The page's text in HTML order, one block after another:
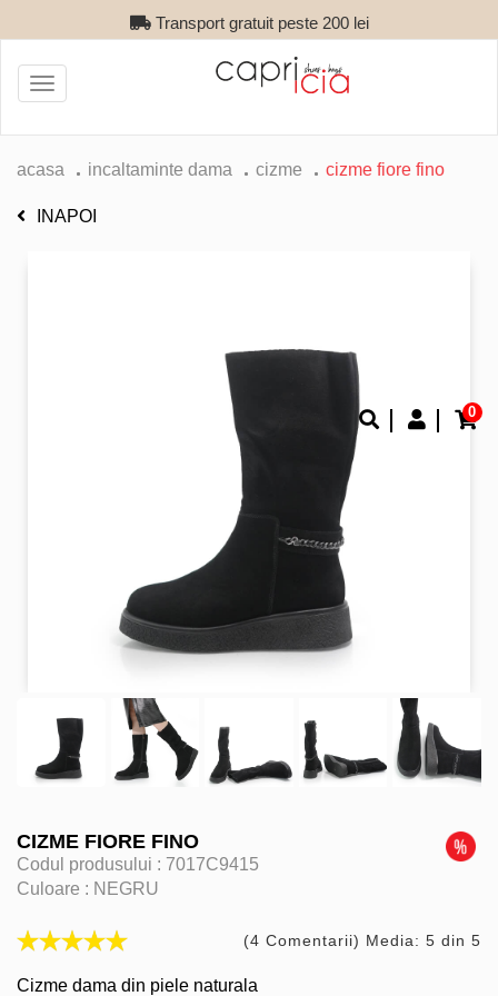
Transport gratuit peste 200 lei
0
Toggle
navigation
acasa incaltaminte dama cizme cizme fiore fino
INAPOI
CIZME FIORE FINO
Codul produsului : 7017C9415
Culoare : NEGRU
(4 Comentarii) Media: 5 din 5
Cizme dama din piele naturala